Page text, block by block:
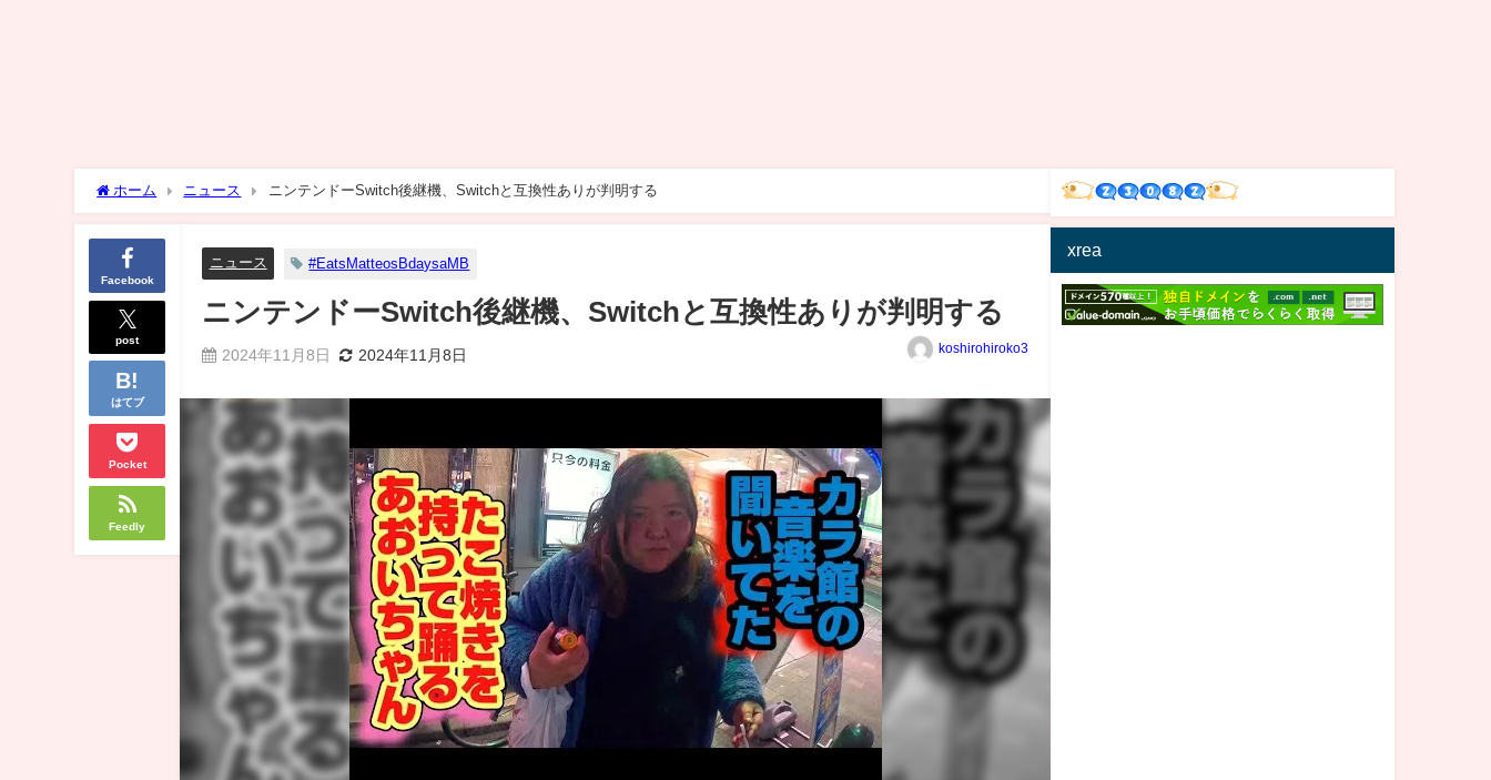
ホーム ニュース ニンテンドーSwitch後継機、Switchと互換性ありが判明する
Facebook
post
はてブ
Pocket
Feedly
ニュース #EatsMatteosBdaysaMB
ニンテンドーSwitch後継機、Switchと互換性ありが判明する
2024年11月8日 2024年11月8日 koshirohiroko3
xrea